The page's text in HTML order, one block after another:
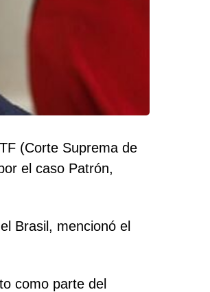
(Corte Suprema de
el caso Patrón,
Brasil, mencionó el
como parte del